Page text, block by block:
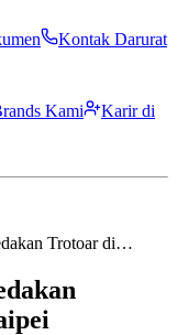
Kontak Darurat
Kami
Karir di
Trotoar di…